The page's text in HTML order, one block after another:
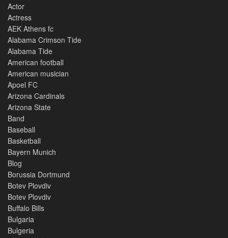
Actor
Actress
AEK Athens fc
Alabama Crimson Tide
Alabama Tide
American football
American musician
Apoel FC
Arizona Cardinals
Arizona State
Band
Baseball
Basketball
Bayern Munich
Blog
Borussia Dortmund
Botev Plovdiv
Botev Plovdiv
Buffalo Bills
Bulgaria
Bulgeria